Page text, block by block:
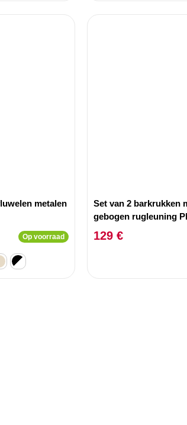
metalen
Op voorraad
Set van 2 barkrukken
gebogen rugleuning
bouclette Crème
129 €